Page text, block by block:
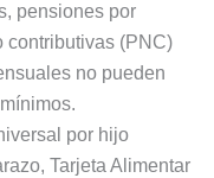
pensiones por
contributivas (PNC)
no pueden
por hijo
Tarjeta Alimentar